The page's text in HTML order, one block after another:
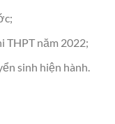
năm 2022;
sinh hiện hành.